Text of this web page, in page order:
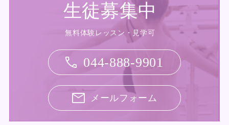
生徒募集中
無料体験レッスン・見学可
044-888-9901
メールフォーム